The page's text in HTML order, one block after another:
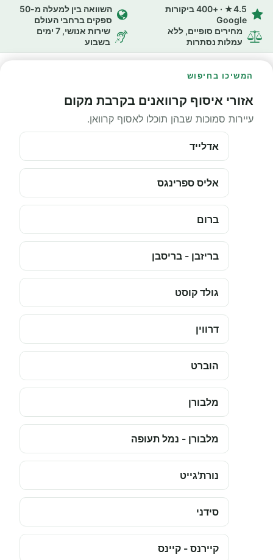
4.5★ · +400 ביקורות
Google
השוואה בין למעלה מ-50
ספקים ברחבי העולם
מחירים סופיים, ללא
עמלות נסתרות
שירות אנושי, 7 ימים
בשבוע
המשיכו בחיפוש
אזורי איסוף קרוואנים בקרבת מקום
עיירות סמוכות שבהן תוכלו לאסוף קרוואן.
אדלייד
אליס ספרינגס
ברום
בריזבן - בריסבן
גולד קוסט
דרווין
הוברט
מלבורן
מלבורן - נמל תעופה
נורת'גייט
סידני
קיירנס - קיינס